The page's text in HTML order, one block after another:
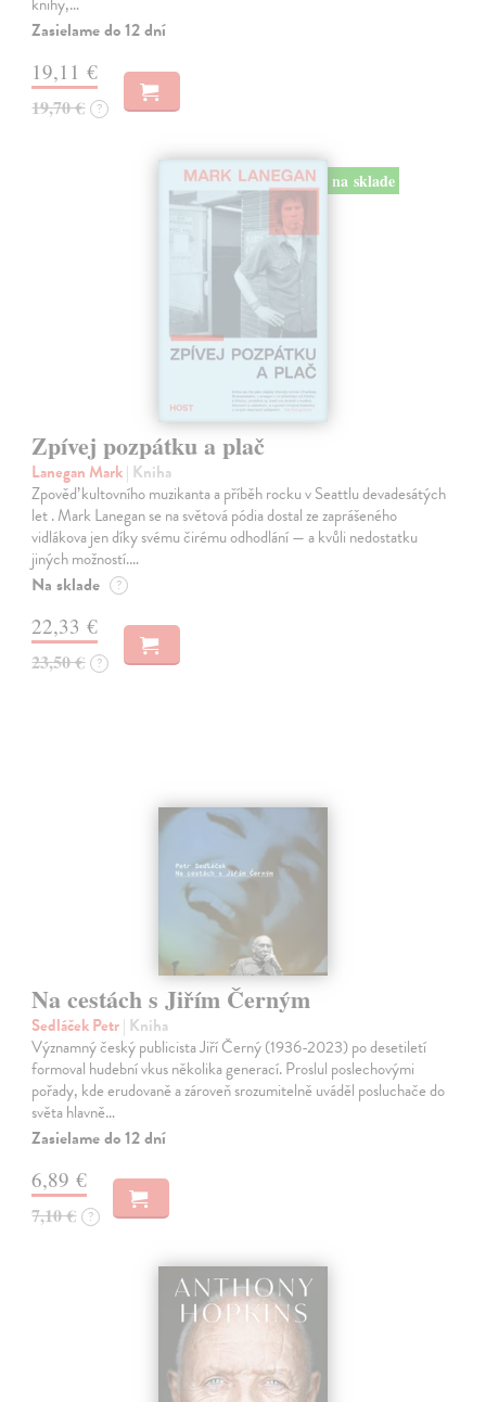
knihy,…
Zasielame do 12 dní
19,11 €
19,70 € ?
na sklade
Zpívej pozpátku a plač
Lanegan Mark| Kniha
Zpověď kultovního muzikanta a příběh rocku v Seattlu devadesátých
let . Mark Lanegan se na světová pódia dostal ze zaprášeného
vidlákova jen díky svému čirému odhodlání — a kvůli nedostatku
jiných možností.…
Na sklade ?
22,33 €
23,50 € ?
Na cestách s Jiřím Černým
Sedláček Petr| Kniha
Významný český publicista Jiří Černý (1936-2023) po desetiletí
formoval hudební vkus několika generací. Proslul poslechovými
pořady, kde erudovaně a zároveň srozumitelně uváděl posluchače do
světa hlavně…
Zasielame do 12 dní
6,89 €
7,10 € ?